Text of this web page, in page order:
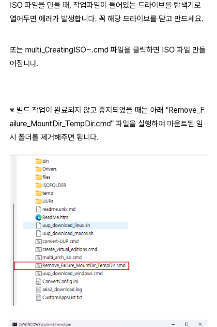
ISO 파일을 만들 때, 작업파일이 들어있는 드라이브를 탐색기로
열어두면 에러가 발생합니다. 꼭 해당 드라이브를 닫고 만드세요.
또는 multi_CreatingISO~.cmd 파일을 클릭하면 ISO 파일 만들
어집니다.
※ 빌드 작업이 완료되지 않고 중지되었을 때는 아래 "Remove_F
ailure_MountDir_TempDir.cmd" 파일을 실행하여 마운트된 임
시 폴더를 제거해주면 됩니다.